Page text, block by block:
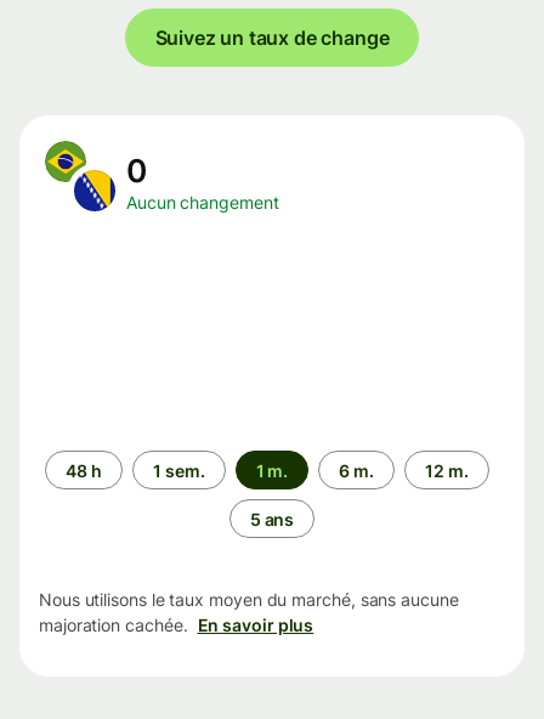
Suivez un taux de change
0
Aucun changement
Période
48 h 1 sem. 1 m. 6 m. 12 m.
5 ans
Nous utilisons le taux moyen du marché, sans aucune
majoration cachée. En savoir plus